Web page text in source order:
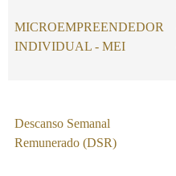
MICROEMPREENDEDOR
INDIVIDUAL - MEI
Descanso Semanal
Remunerado (DSR)